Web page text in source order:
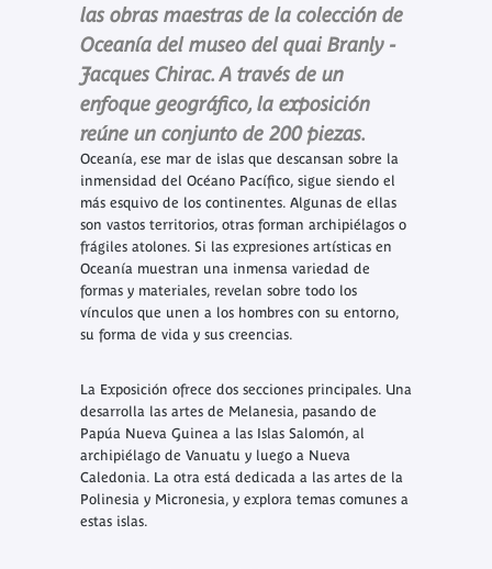
las obras maestras de la colección de
Oceanía del museo del quai Branly -
Jacques Chirac. A través de un
enfoque geográfico, la exposición
reúne un conjunto de 200 piezas.
Oceanía, ese mar de islas que descansan sobre la
inmensidad del Océano Pacífico, sigue siendo el
más esquivo de los continentes. Algunas de ellas
son vastos territorios, otras forman archipiélagos o
frágiles atolones. Si las expresiones artísticas en
Oceanía muestran una inmensa variedad de
formas y materiales, revelan sobre todo los
vínculos que unen a los hombres con su entorno,
su forma de vida y sus creencias.
La Exposición ofrece dos secciones principales. Una
desarrolla las artes de Melanesia, pasando de
Papúa Nueva Guinea a las Islas Salomón, al
archipiélago de Vanuatu y luego a Nueva
Caledonia. La otra está dedicada a las artes de la
Polinesia y Micronesia, y explora temas comunes a
estas islas.